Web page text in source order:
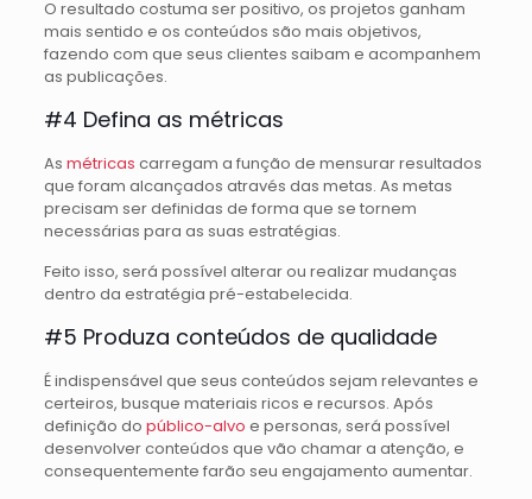
O resultado costuma ser positivo, os projetos ganham
mais sentido e os conteúdos são mais objetivos,
fazendo com que seus clientes saibam e acompanhem
as publicações.
#4 Defina as métricas
As métricas carregam a função de mensurar resultados
que foram alcançados através das metas. As metas
precisam ser definidas de forma que se tornem
necessárias para as suas estratégias.
Feito isso, será possível alterar ou realizar mudanças
dentro da estratégia pré-estabelecida.
#5 Produza conteúdos de qualidade
É indispensável que seus conteúdos sejam relevantes e
certeiros, busque materiais ricos e recursos. Após
definição do público-alvo e personas, será possível
desenvolver conteúdos que vão chamar a atenção, e
consequentemente farão seu engajamento aumentar.